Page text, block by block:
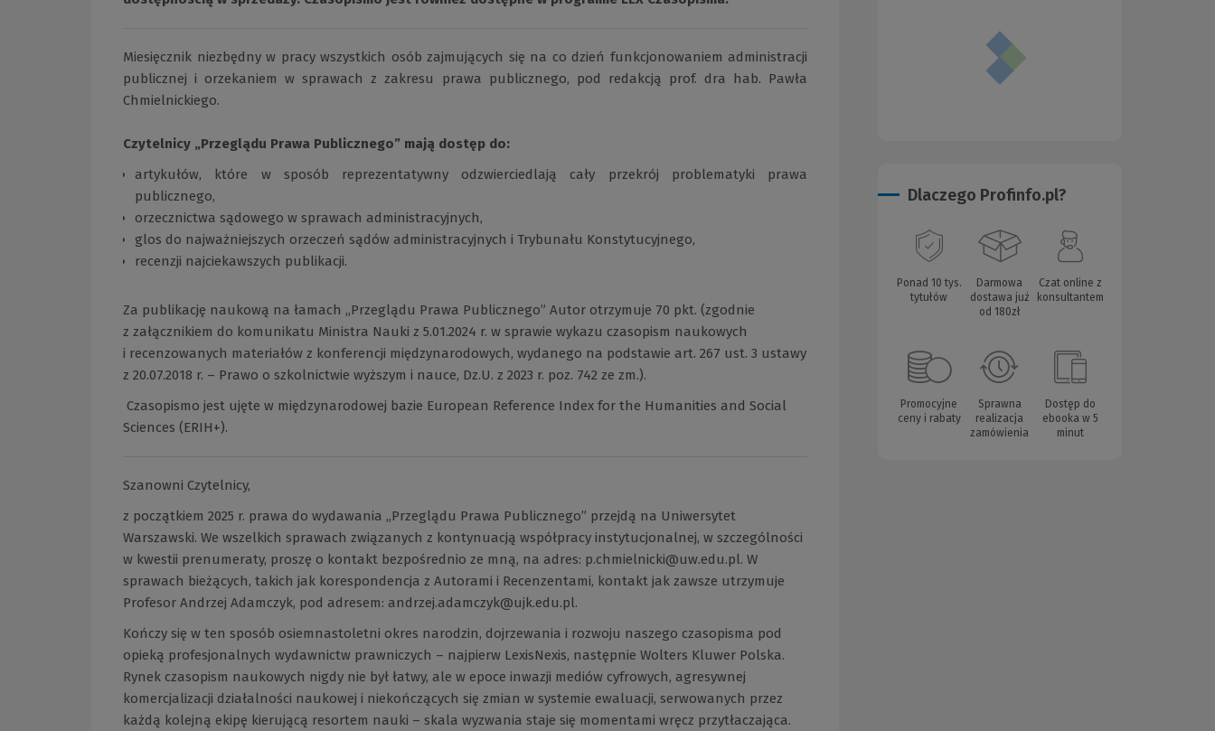
strony)
Miesięcznik niezbędny w pracy wszystkich osób zajmujących się na co dzień funkcjonowaniem administracji
publicznej i orzekaniem w sprawach z zakresu prawa publicznego, pod redakcją prof. dra hab. Pawła
Chmielnickiego.
Czytelnicy „Przeglądu Prawa Publicznego” mają dostęp do:
artykułów, które w sposób reprezentatywny odzwierciedlają cały przekrój problematyki prawa
publicznego,
orzecznictwa sądowego w sprawach administracyjnych,
glos do najważniejszych orzeczeń sądów administracyjnych i Trybunału Konstytucyjnego,
recenzji najciekawszych publikacji.
Za publikację naukową na łamach „Przeglądu Prawa Publicznego” Autor otrzymuje 70 pkt. (zgodnie
z załącznikiem do komunikatu Ministra Nauki z 5.01.2024 r. w sprawie wykazu czasopism naukowych
i recenzowanych materiałów z konferencji międzynarodowych, wydanego na podstawie art. 267 ust. 3 ustawy
z 20.07.2018 r. – Prawo o szkolnictwie wyższym i nauce, Dz.U. z 2023 r. poz. 742 ze zm.).
Czasopismo jest ujęte w międzynarodowej bazie European Reference Index for the Humanities and Social
Sciences (ERIH+).
Szanowni Czytelnicy,
z początkiem 2025 r. prawa do wydawania „Przeglądu Prawa Publicznego” przejdą na Uniwersytet
Warszawski. We wszelkich sprawach związanych z kontynuacją współpracy instytucjonalnej, w szczególności
w kwestii prenumeraty, proszę o kontakt bezpośrednio ze mną, na adres: p.chmielnicki@uw.edu.pl. W
sprawach bieżących, takich jak korespondencja z Autorami i Recenzentami, kontakt jak zawsze utrzymuje
Profesor Andrzej Adamczyk, pod adresem: andrzej.adamczyk@ujk.edu.pl.
Kończy się w ten sposób osiemnastoletni okres narodzin, dojrzewania i rozwoju naszego czasopisma pod
opieką profesjonalnych wydawnictw prawniczych – najpierw LexisNexis, następnie Wolters Kluwer Polska.
Rynek czasopism naukowych nigdy nie był łatwy, ale w epoce inwazji mediów cyfrowych, agresywnej
komercjalizacji działalności naukowej i niekończących się zmian w systemie ewaluacji, serwowanych przez
każdą kolejną ekipę kierującą resortem nauki – skala wyzwania staje się momentami wręcz przytłaczająca.
Dlaczego Profinfo.pl?
Ponad 10 tys.
tytułów
Darmowa
dostawa już
od 180zł
Czat online z
konsultantem
Promocyjne
ceny i rabaty
Sprawna
realizacja
zamówienia
Dostęp do
ebooka w 5
minut